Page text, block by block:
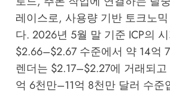
레이스로, 사용량 기반 토크노
다. 2026년 5월 말 기준 ICP의
$2.66–$2.67 수준에서 약 14억
렌더는 $2.17–$2.27에 거래되고
억 6천만–11억 8천만 달러 수준